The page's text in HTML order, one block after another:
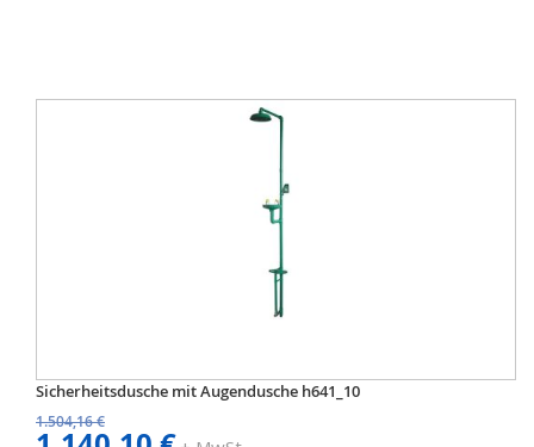
Sicherheitsdusche mit Augendusche h641_10
1.504,16 €